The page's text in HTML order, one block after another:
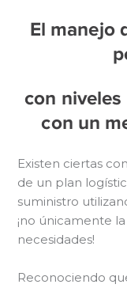
El manejo
con
con un
Existen ciertas
de un plan
suministro
¡no únicamente
necesidades!
Reconociendo